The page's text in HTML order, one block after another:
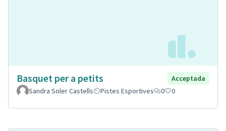
Basquet per a petits
Acceptada
Sandra Soler Castells
Pistes Esportives 0 0